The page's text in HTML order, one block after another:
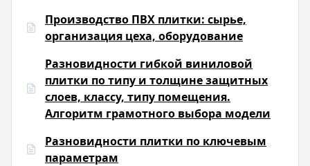
Производство ПВХ плитки: сырье,
организация цеха, оборудование
Разновидности гибкой виниловой
плитки по типу и толщине защитных
слоев, классу, типу помещения.
Алгоритм грамотного выбора модели
Разновидности плитки по ключевым
параметрам